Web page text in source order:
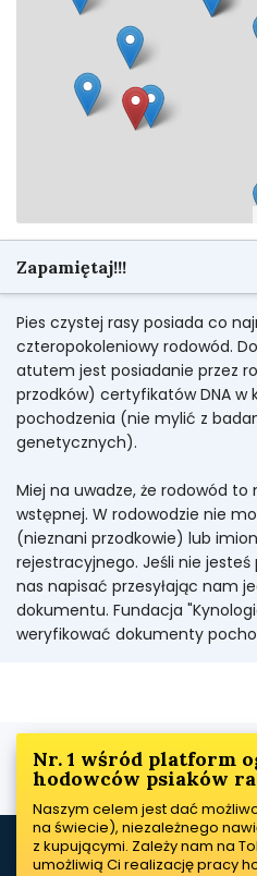
Zapamiętaj!!!
Pies czystej rasy posiada co
czteropokoleniowy rodowód.
atutem jest posiadanie przez
przodków) certyfikatów DNA w
pochodzenia (nie mylić z
genetycznych).
Miej na uwadze, że rodowód
wstępnej. W rodowodzie nie
(nieznani przodkowie) lub
rejestracyjnego. Jeśli nie
nas napisać przesyłając nam
dokumentu. Fundacja
weryfikować dokumenty
Nr. 1 wśród platform
hodowców psiaków
Naszym celem jest dać
na świecie), niezależnego
z kupującymi. Zależy nam na
umożliwią Ci realizację pracy